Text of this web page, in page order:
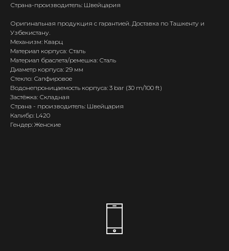
Страна-производитель: Швейцария
Оригинальная продукция с гарантией. Доставка по Ташкенту и
Узбекистану.
Механизм: Кварц
Материал корпуса: Сталь
Материал браслета/ремешка: Сталь
Диаметр корпуса: 29 мм
Стекло: Сапфировое
Водонепроницаемость корпуса: 3 bar (30 m/100 ft)
Застёжка: Складная
Страна - производитель: Швейцария
Калибр: L420
Гендер: Женские